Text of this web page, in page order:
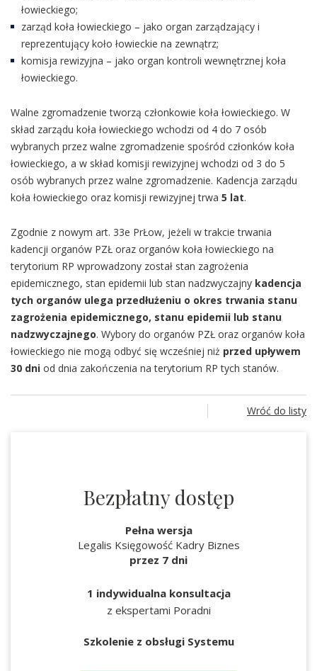
łowieckiego;
zarząd koła łowieckiego – jako organ zarządzający i
reprezentujący koło łowieckie na zewnątrz;
komisja rewizyjna – jako organ kontroli wewnętrznej koła
łowieckiego.
Walne zgromadzenie tworzą członkowie koła łowieckiego. W
skład zarządu koła łowieckiego wchodzi od 4 do 7 osób
wybranych przez walne zgromadzenie spośród członków koła
łowieckiego, a w skład komisji rewizyjnej wchodzi od 3 do 5
osób wybranych przez walne zgromadzenie. Kadencja zarządu
koła łowieckiego oraz komisji rewizyjnej trwa 5 lat.
Zgodnie z nowym art. 33e PrŁow, jeżeli w trakcie trwania
kadencji organów PZŁ oraz organów koła łowieckiego na
terytorium RP wprowadzony został stan zagrożenia
epidemicznego, stan epidemii lub stan nadzwyczajny kadencja
tych organów ulega przedłużeniu o okres trwania stanu
zagrożenia epidemicznego, stanu epidemii lub stanu
nadzwyczajnego. Wybory do organów PZŁ oraz organów koła
łowieckiego nie mogą odbyć się wcześniej niż przed upływem
30 dni od dnia zakończenia na terytorium RP tych stanów.
Wróć do listy
Bezpłatny dostęp
Pełna wersja
Legalis Księgowość Kadry Biznes
przez 7 dni
1 indywidualna konsultacja
z ekspertami Poradni
Szkolenie z obsługi Systemu